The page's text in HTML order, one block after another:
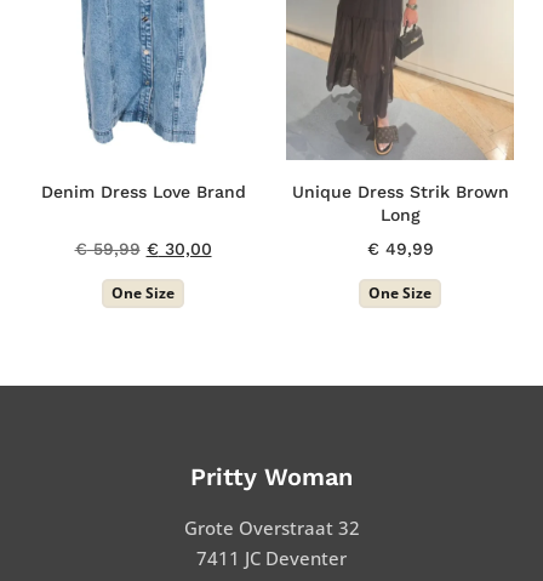
Denim Dress Love Brand
€59,99 Oorspronkelijke
prijs
was:
€ 30,00Huidige
One Size
Unique Dress Strik Brown
Long
€ 49,99
One Size
Pritty Woman
Grote Overstraat 32
7411 JC Deventer